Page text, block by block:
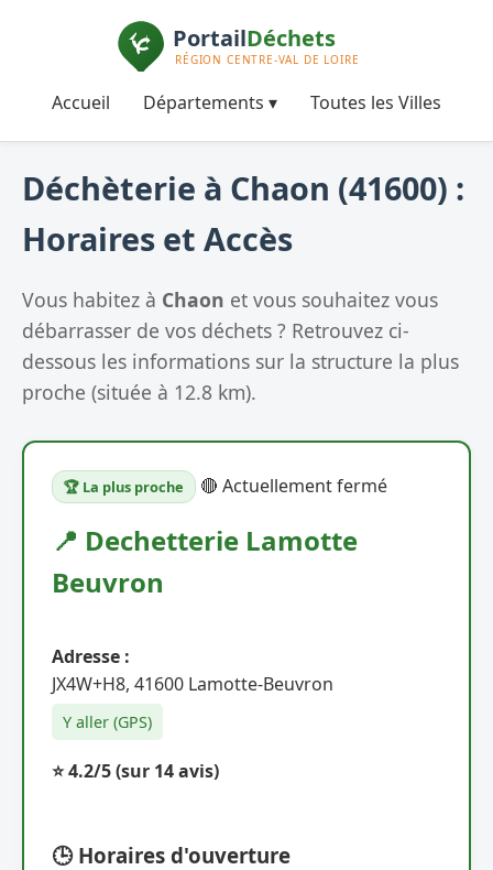
Accueil Départements ▾ Toutes les Villes
Déchèterie à Chaon (41600) :
Horaires et Accès
Vous habitez à Chaon et vous souhaitez vous
débarrasser de vos déchets ? Retrouvez ci-
dessous les informations sur la structure la plus
proche (située à 12.8 km).
🏆 La plus proche 🔴 Actuellement fermé
📍 Dechetterie Lamotte
Beuvron
Adresse :
JX4W+H8, 41600 Lamotte-Beuvron
Y aller (GPS)
⭐ 4.2/5(sur 14 avis)
🕒 Horaires d'ouverture